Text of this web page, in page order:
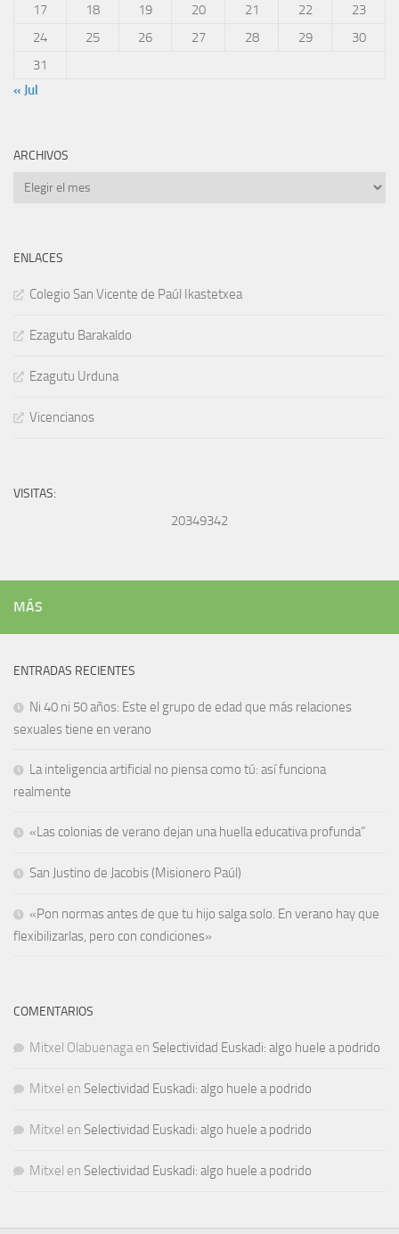
17
18 19 20 21 22
23
24
25 26 27 28 29
30
31
« Jul
ARCHIVOS
Archivos
ENLACES
Colegio San Vicente de Paúl Ikastetxea
Ezagutu Barakaldo
Ezagutu Urduna
Vicencianos
VISITAS:
20349342
MÁS
ENTRADAS RECIENTES
Ni 40 ni 50 años: Este el grupo de edad que más relaciones
sexuales tiene en verano
La inteligencia artificial no piensa como tú: así funciona
realmente
«Las colonias de verano dejan una huella educativa profunda”
San Justino de Jacobis (Misionero Paúl)
«Pon normas antes de que tu hijo salga solo. En verano hay que
flexibilizarlas, pero con condiciones»
COMENTARIOS
Mitxel Olabuenaga en Selectividad Euskadi: algo huele a podrido
Mitxel en Selectividad Euskadi: algo huele a podrido
Mitxel en Selectividad Euskadi: algo huele a podrido
Mitxel en Selectividad Euskadi: algo huele a podrido